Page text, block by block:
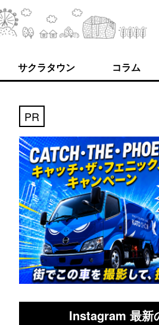
サクラタウン コラム
PR
Instagram 最新